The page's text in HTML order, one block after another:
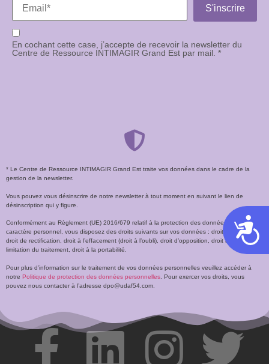
En cochant cette case, j’accepte de recevoir la newsletter du
Centre de Ressource INTIMAGIR Grand Est par mail. *
* Le Centre de Ressource INTIMAGIR Grand Est traite vos données dans le cadre de la
gestion de la newsletter.
Vous pouvez vous désinscrire de notre newsletter à tout moment en suivant le lien de
désinscription qui y figure.
Conformément au Règlement (UE) 2016/679 relatif à la protection des données à
caractère personnel, vous disposez des droits suivants sur vos données : droit d’accès,
droit de rectification, droit à l’effacement (droit à l’oubli), droit d’opposition, droit à la
limitation du traitement, droit à la portabilité.
Pour plus d’information sur le traitement de vos données personnelles veuillez accéder à
notre Politique de protection des données personnelles . Pour exercer vos droits, vous
pouvez nous contacter à l’adresse dpo@udaf54.com.